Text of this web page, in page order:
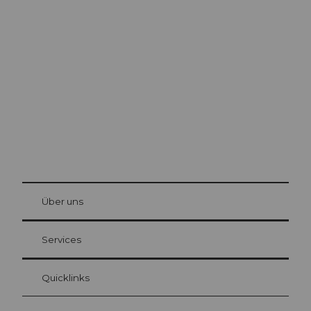
Gästekarte Luzern
Ihre Vorteile als Übernachtungsgast
at Bre
Über uns
Services
Quicklinks